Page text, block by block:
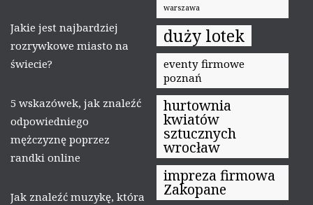
Jakie jest najbardziej
rozrywkowe miasto na
świecie?
5 wskazówek, jak znaleźć
odpowiedniego
mężczyznę poprzez
randki online
Jak znaleźć muzykę, która
warszawa
duży lotek
eventy firmowe
poznań
hurtownia
kwiatów
sztucznych
wrocław
impreza firmowa
Zakopane